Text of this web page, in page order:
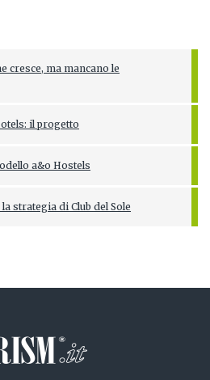
cresce, ma mancano le
il progetto
a&o Hostels
strategia di Club del Sole